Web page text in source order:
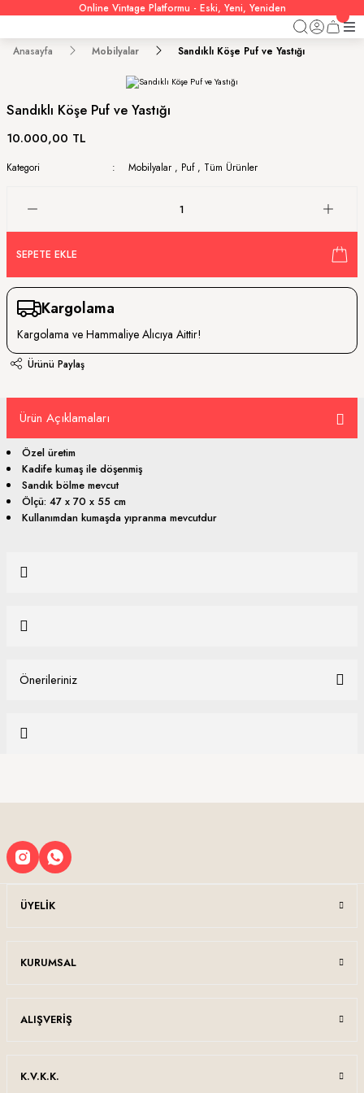
Online Vintage Platformu - Eski, Yeni, Yeniden
Anasayfa Mobilyalar Sandıklı Köşe Puf ve Yastığı
Sandıklı Köşe Puf ve Yastığı
10.000,00 TL
Kategori Mobilyalar , Puf , Tüm Ürünler
SEPETE EKLE
Kargolama
Kargolama ve Hammaliye Alıcıya Aittir!
Ürünü Paylaş
Ürün Açıklamaları
Özel üretim
Kadife kumaş ile döşenmiş
Sandık bölme mevcut
Ölçü: 47 x 70 x 55 cm
Kullanımdan kumaşda yıpranma mevcutdur
Önerileriniz
yetersiz gördüğünüz noktaları öneri formunu kullanarak tarafımıza
iletebilirsiniz.
Ürün resmi kalitesiz, bozuk veya görüntülenemiyor.
Ürün bilgilerinde hatalar bulunuyor.
Ürün fiyatı diğer sitelerden daha pahalı.
Bu ürüne benzer farklı alternatifler olmalı.
ÜYELIK
KURUMSAL
ALIŞVERIŞ
K.V.K.K.